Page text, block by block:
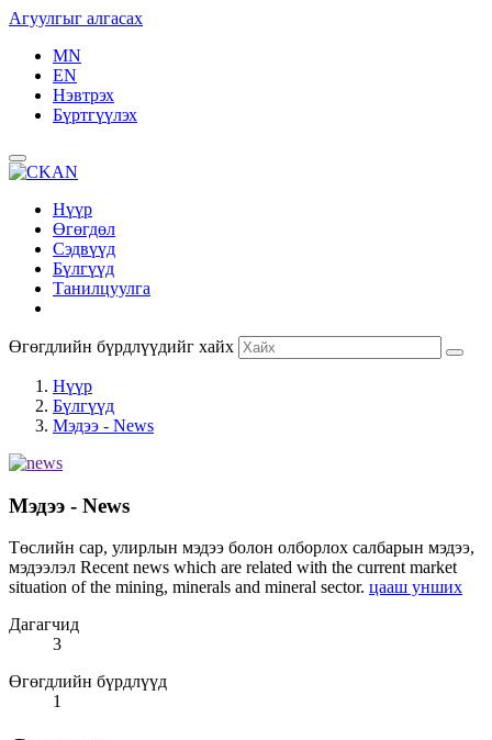
Агуулгыг алгасах
MN
EN
Нэвтрэх
Бүртгүүлэх
Нүүр
Өгөгдөл
Сэдвүүд
Бүлгүүд
Танилцуулга
Өгөгдлийн бүрдлүүдийг хайх
Нүүр
Бүлгүүд
Мэдээ - News
Мэдээ - News
Төслийн сар, улирлын мэдээ болон олборлох салбарын мэдээ,
мэдээлэл Recent news which are related with the current market
situation of the mining, minerals and mineral sector. цааш унших
Дагагчид
3
Өгөгдлийн бүрдлүүд
1